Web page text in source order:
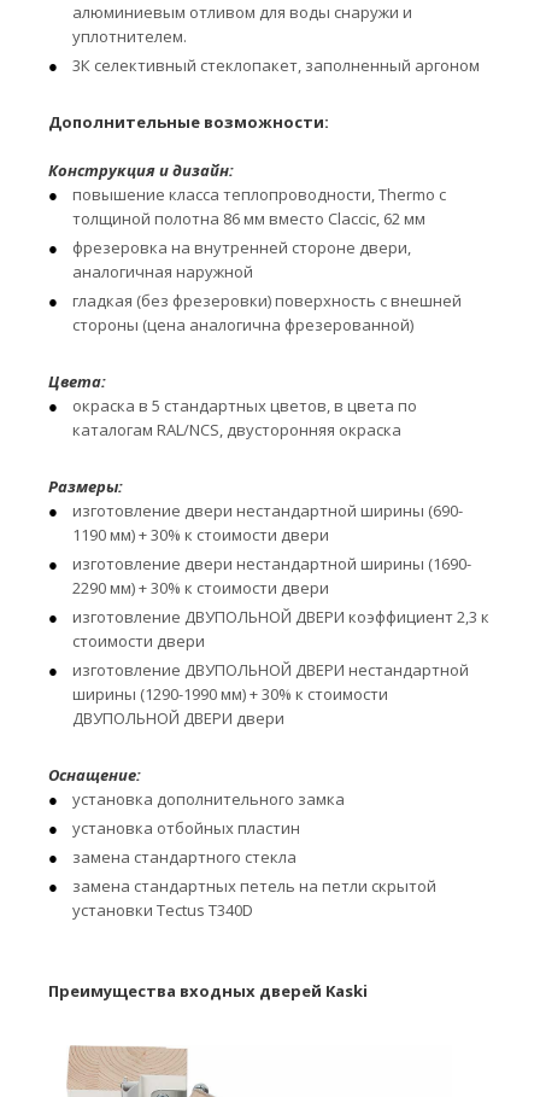
алюминиевым отливом для воды снаружи и
уплотнителем.
3К селективный стеклопакет, заполненный аргоном
Дополнительные возможности:
Конструкция и дизайн:
повышение класса теплопроводности, Thermo с
толщиной полотна 86 мм вместо Claccic, 62 мм
фрезеровка на внутренней стороне двери,
аналогичная наружной
гладкая (без фрезеровки) поверхность с внешней
стороны (цена аналогична фрезерованной)
Цвета:
окраска в 5 стандартных цветов, в цвета по
каталогам RAL/NCS, двусторонняя окраска
Размеры:
изготовление двери нестандартной ширины (690-
1190 мм) + 30% к стоимости двери
изготовление двери нестандартной ширины (1690-
2290 мм) + 30% к стоимости двери
изготовление ДВУПОЛЬНОЙ ДВЕРИ коэффициент 2,3 к
стоимости двери
изготовление ДВУПОЛЬНОЙ ДВЕРИ нестандартной
ширины (1290-1990 мм) + 30% к стоимости
ДВУПОЛЬНОЙ ДВЕРИ двери
Оснащение:
установка дополнительного замка
установка отбойных пластин
замена стандартного стекла
замена стандартных петель на петли скрытой
установки Tectus T340D
Преимущества входных дверей Kaski